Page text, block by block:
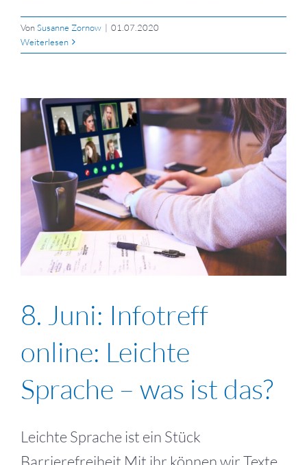
VonSusanne Zornow | 01.07.2020
Weiterlesen
8. Juni: Infotreff
online: Leichte
Sprache – was ist das?
Leichte Sprache ist ein Stück
Barrierefreiheit Mit ihr können wir Texte